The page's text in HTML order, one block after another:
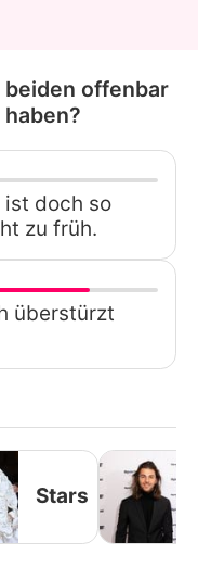
offenbar
ist doch so
zu früh.
überstürzt
Stars